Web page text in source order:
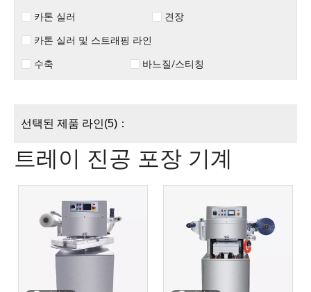
카톤 실러
견장
카톤 실러 및 스트래핑 라인
수축
바느질/스티칭
선택된 제품 라인(5)：
트레이 진공 포장 기계